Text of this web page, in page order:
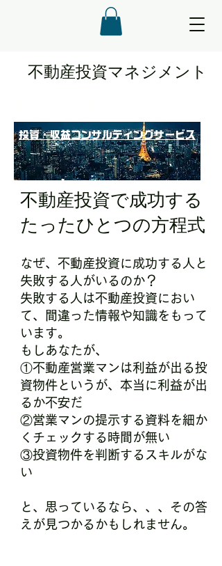
​不動産投資マネジメント
投資・収益コンサルティングサービス
不動産投資で成功する
たったひとつの方程式
なぜ、不動産投資に成功する人と
失敗する人がいるのか？
失敗する人は不動産投資におい
て、間違った情報や知識をもって
います。
もしあなたが、
①不動産営業マンは利益が出る投
資物件というが、本当に利益が出
るか不安だ
②営業マンの提示する資料を細か
くチェックする時間が無い
③投資物件を判断するスキルがな
い
と、思っているなら、、、その答
えが見つかるかもしれません。